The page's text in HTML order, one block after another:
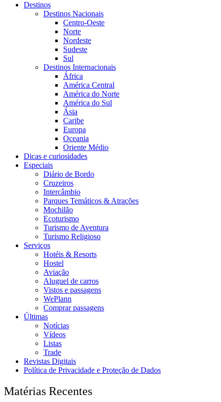
Destinos
Destinos Nacionais
Centro-Oeste
Norte
Nordeste
Sudeste
Sul
Destinos Internacionais
África
América Central
América do Norte
América do Sul
Ásia
Caribe
Europa
Oceania
Oriente Médio
Dicas e curiosidades
Especiais
Diário de Bordo
Cruzeiros
Intercâmbio
Parques Temáticos & Atrações
Mochilão
Ecoturismo
Turismo de Aventura
Turismo Religioso
Serviços
Hotéis & Resorts
Hostel
Aviação
Aluguel de carros
Vistos e passagens
WePlann
Comprar passagens
Últimas
Notícias
Vídeos
Listas
Trade
Revistas Digitais
Política de Privacidade e Proteção de Dados
Matérias Recentes